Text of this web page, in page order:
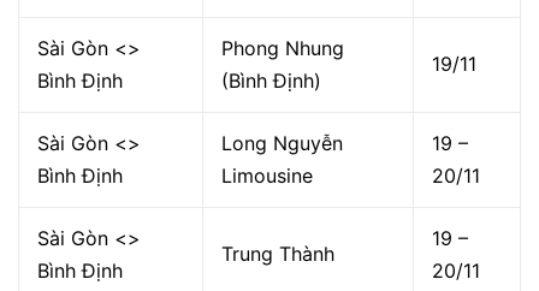
Sài Gòn <>
Bình Định
Phong Nhung
(Bình Định)
19/11
Sài Gòn <>
Bình Định
Long Nguyễn
Limousine
19 –
20/11
Sài Gòn <>
Bình Định
Trung Thành
19 –
20/11